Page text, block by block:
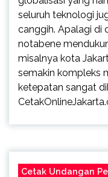
seluruh teknologi
canggih. Apalagi di
notabene
misalnya kota
semakin kompleks
ketepatan sangat
Cetak Undangan